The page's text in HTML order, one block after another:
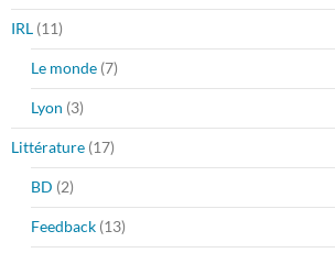
IRL (11)
Le monde (7)
Lyon (3)
Littérature (17)
BD (2)
Feedback (13)